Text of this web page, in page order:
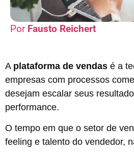
Fausto Reichert
A plataforma de vendas é a
empresas com processos
desejam escalar seus
performance.
O tempo em que o setor de
feeling e talento do vendedor,